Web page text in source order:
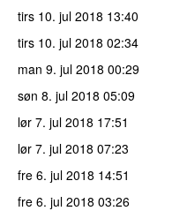
tirs 10. jul 2018 13:40
tirs 10. jul 2018 02:34
man 9. jul 2018 00:29
søn 8. jul 2018 05:09
lør 7. jul 2018 17:51
lør 7. jul 2018 07:23
fre 6. jul 2018 14:51
fre 6. jul 2018 03:26